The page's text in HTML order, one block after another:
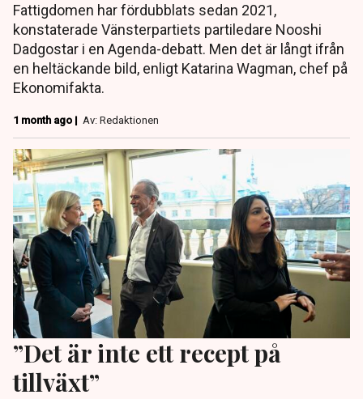
Fattigdomen har fördubblats sedan 2021,
konstaterade Vänsterpartiets partiledare Nooshi
Dadgostar i en Agenda-debatt. Men det är långt ifrån
en heltäckande bild, enligt Katarina Wagman, chef på
Ekonomifakta.
1 month ago | Av: Redaktionen
”Det är inte ett recept på
tillväxt”